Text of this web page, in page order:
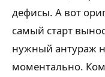
дефисы. А вот
самый старт
нужный антураж
моментально.